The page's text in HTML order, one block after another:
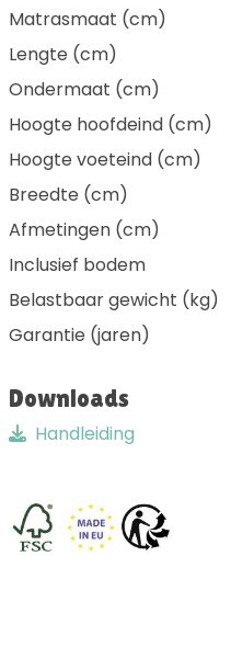
Matrasmaat (cm)
Lengte (cm)
Ondermaat (cm)
Hoogte hoofdeind (cm)
Hoogte voeteind (cm)
Breedte (cm)
Afmetingen (cm)
Inclusief bodem
Belastbaar gewicht (kg)
Garantie (jaren)
Downloads
Handleiding